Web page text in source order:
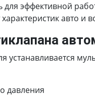
эффективной
авто и
давления